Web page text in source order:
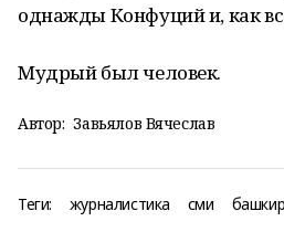
однажды Конфуций и, как
Мудрый был человек.
Автор: Завьялов Вячеслав
Теги: журналистика сми